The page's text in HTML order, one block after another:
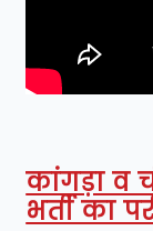
कांगड़ा व
भर्ती का